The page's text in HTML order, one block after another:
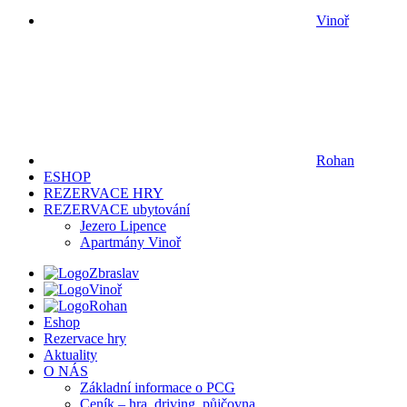
Vinoř
Rohan
ESHOP
REZERVACE HRY
REZERVACE ubytování
Jezero Lipence
Apartmány Vinoř
Zbraslav
Vinoř
Rohan
Eshop
Rezervace hry
Aktuality
O NÁS
Základní informace o PCG
Ceník – hra, driving, půjčovna